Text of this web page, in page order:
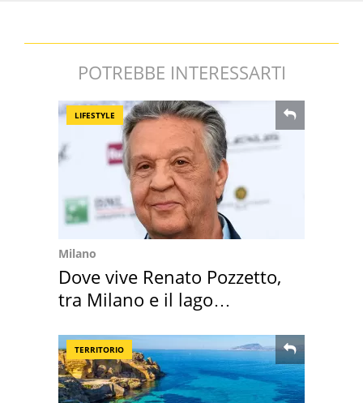
POTREBBE INTERESSARTI
LIFESTYLE
Milano
Dove vive Renato Pozzetto,
tra Milano e il lago
TERRITORIO